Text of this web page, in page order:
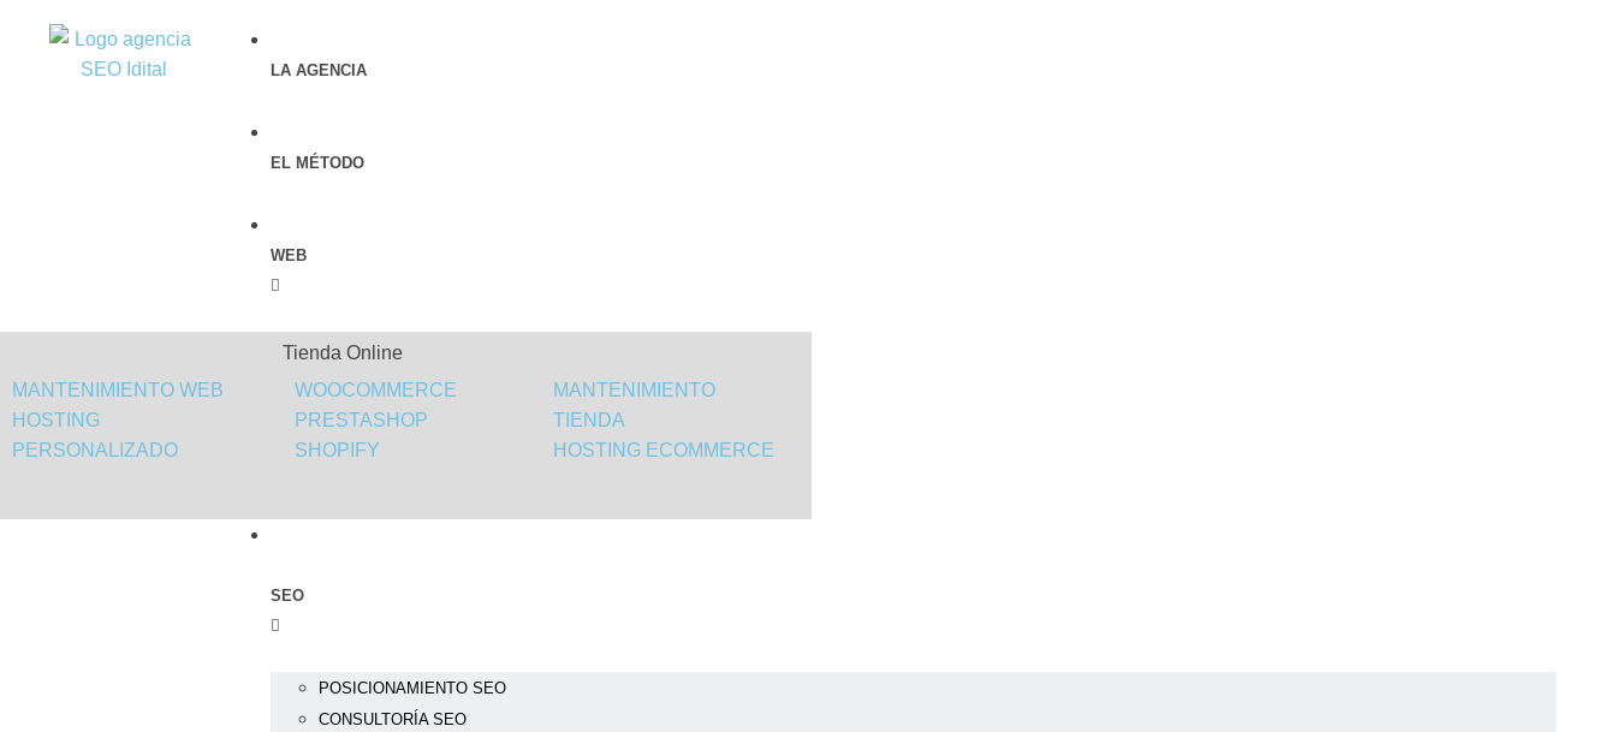
LA AGENCIA
EL MÉTODO
WEB
MANTENIMIENTO WEB
HOSTING
PERSONALIZADO
Tienda Online
WOOCOMMERCE
PRESTASHOP
SHOPIFY
MANTENIMIENTO
TIENDA
HOSTING ECOMMERCE
SEO
POSICIONAMIENTO SEO
CONSULTORÍA SEO